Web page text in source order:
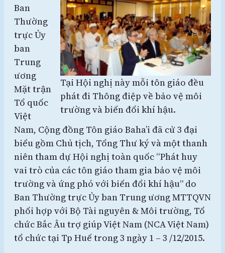
Tại Hội nghị này mỗi tôn giáo đều
phát đi Thông điệp về bảo vệ môi
trường và biến đổi khí hậu.
Ban
Thường
trực Ủy
ban
Trung
ương
Mặt trận
Tổ quốc
Việt
Nam, Cộng đồng Tôn giáo Baha’i đã cử 3 đại
biểu gồm Chủ tịch, Tổng Thư ký và một thanh
niên tham dự Hội nghị toàn quốc “Phát huy
vai trò của các tôn giáo tham gia bảo vệ môi
trường và ứng phó với biến đổi khí hậu” do
Ban Thường trực Ủy ban Trung ương MTTQVN
phối hợp với Bộ Tài nguyên & Môi trường, Tổ
chức Bắc Âu trợ giúp Việt Nam (NCA Việt Nam)
tổ chức tại Tp Huế trong 3 ngày 1 – 3 /12/2015.